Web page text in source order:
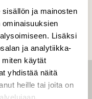
ja mainosten
Lisäksi
ja analytiikka-
miten käytät
yhdistää näitä
heille tai joita on